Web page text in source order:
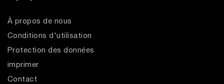
À propos de nous
Conditions d'utilisation
Protection des données
imprimer
Contact